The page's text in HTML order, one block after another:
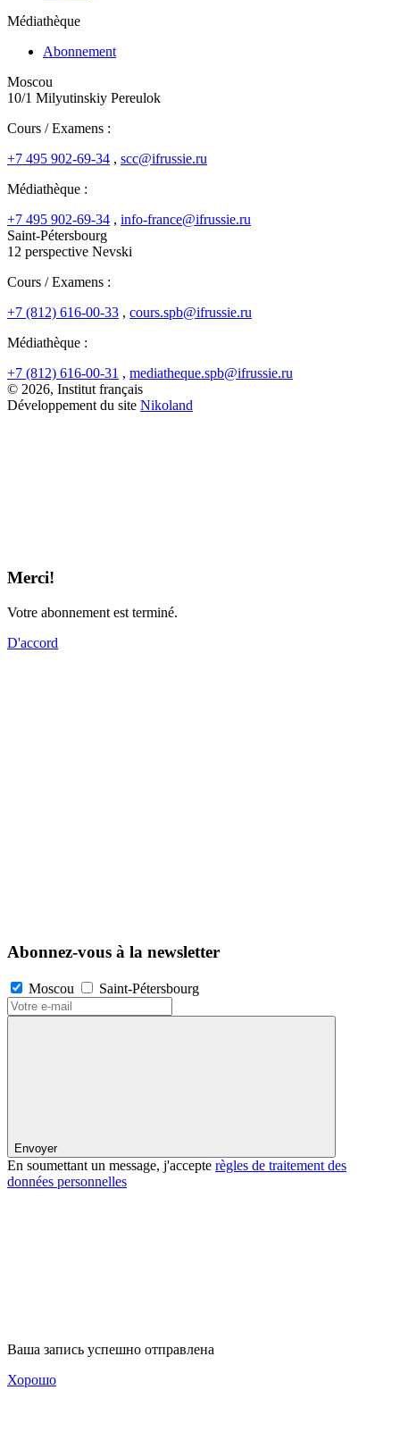
Médiathèque
Abonnement
Moscou
10/1 Milyutinskiy Pereulok
Cours / Examens :
+7 495 902-69-34 , scc@ifrussie.ru
Médiathèque :
+7 495 902-69-34 , info-france@ifrussie.ru
Saint-Pétersbourg
12 perspective Nevski
Cours / Examens :
+7 (812) 616-00-33 , cours.spb@ifrussie.ru
Médiathèque :
+7 (812) 616-00-31 , mediatheque.spb@ifrussie.ru
© 2026, Institut français
Développement du site Nikoland
Merci!
Votre abonnement est terminé.
D'accord
Abonnez-vous à la newsletter
Moscou Saint-Pétersbourg
Envoyer
En soumettant un message, j'accepte règles de traitement des
données personnelles
Ваша запись успешно отправлена
Хорошо